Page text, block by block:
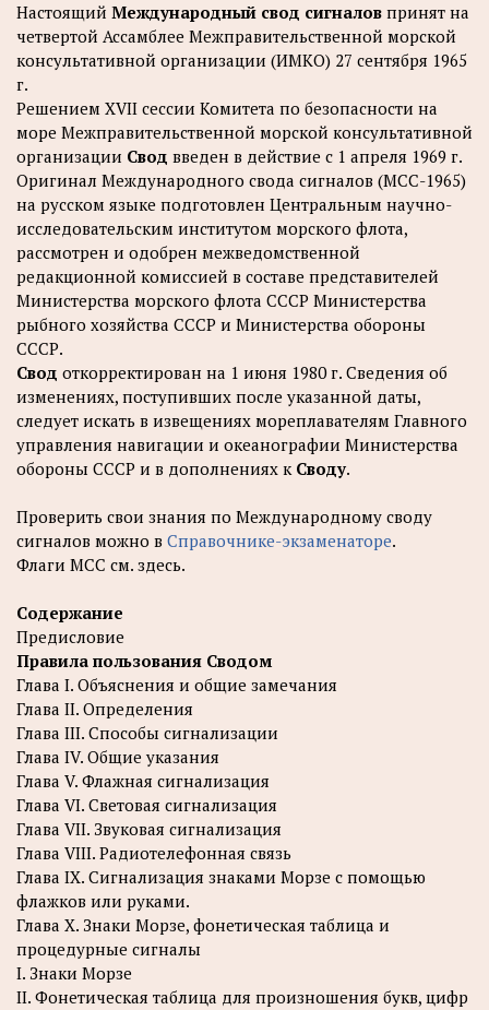
Настоящий Международный свод сигналов принят на
четвертой Ассамблее Межправительственной морской
консультативной организации (ИМКО) 27 сентября 1965
г.
Решением XVII сессии Комитета по безопасности на
море Межправительственной морской консультативной
организации Свод введен в действие с 1 апреля 1969 г.
Оригинал Международного свода сигналов (МСС-1965)
на русском языке подготовлен Центральным научно-
исследовательским институтом морского флота,
рассмотрен и одобрен межведомственной
редакционной комиссией в составе представителей
Министерства морского флота CCCP Министерства
рыбного хозяйства СССР и Министерства обороны
СССР.
Свод откорректирован на 1 июня 1980 г. Сведения об
изменениях, поступивших после указанной даты,
следует искать в извещениях мореплавателям Главного
управления навигации и океанографии Министерства
обороны СССР и в дополнениях к Своду.
Проверить свои знания по Международному своду
сигналов можно в Справочнике-экзаменаторе.
Флаги МСС см. здесь.
Содержание
Предисловие
Правила пользования Сводом
Глава I. Объяснения и общие замечания
Глава II. Определения
Глава III. Способы сигнализации
Глава IV. Общие указания
Глава V. Флажная сигнализация
Глава VI. Световая сигнализация
Глава VII. Звуковая сигнализация
Глава VIII. Радиотелефонная связь
Глава IX. Сигнализация знаками Морзе с помощью
флажков или руками.
Глава X. Знаки Морзе, фонетическая таблица и
процедурные сигналы
I. Знаки Морзе
II. Фонетическая таблица для произношения букв, цифр